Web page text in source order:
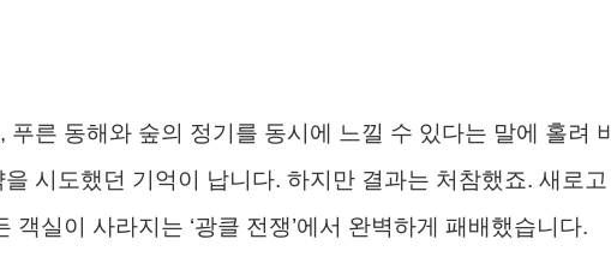
푸른 동해와 숲의 정기를 동시에 느낄 수 있다는 말에 홀려 비
시도했던 기억이 납니다. 하지만 결과는 처참했죠. 새로고
객실이 사라지는 ‘광클 전쟁’에서 완벽하게 패배했습니다.